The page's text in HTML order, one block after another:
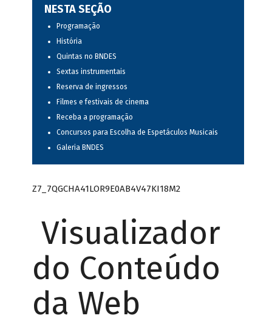
NESTA SEÇÃO
Programação
História
Quintas no BNDES
Sextas instrumentais
Reserva de ingressos
Filmes e festivais de cinema
Receba a programação
Concursos para Escolha de Espetáculos Musicais
Galeria BNDES
Z7_7QGCHA41LOR9E0AB4V47KI18M2
Visualizador
do Conteúdo
da Web